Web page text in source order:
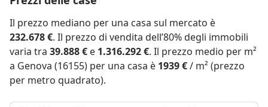
Il prezzo mediano per una casa sul mercato è
232.678 €. Il prezzo di vendita dell’80% degli immobili
varia tra 39.888 € e 1.316.292 €. Il prezzo medio per m²
a Genova (16155) per una casa è 1939 €/ m² (prezzo
per metro quadrato).